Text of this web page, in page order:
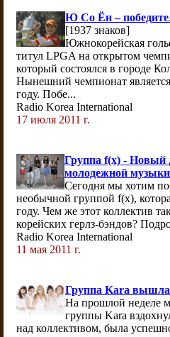
Ю Со Ён –
[1937 знаков]
Южнокорейская
титул LPGA на открытом
который состоялся в городе
Нынешний чемпионат
году. Побе...
Radio Korea International
17 июля 2011 г.
Группа f(x) - Новый
молодежной музыки
Сегодня мы хотим
необычной группой f(x),
году. Чем же этот коллектив
корейских герлз-бэндов?
Radio Korea International
11 мая 2011 г.
Группа Kara вышла
На прошлой неделе
группы Kara
над коллективом, была